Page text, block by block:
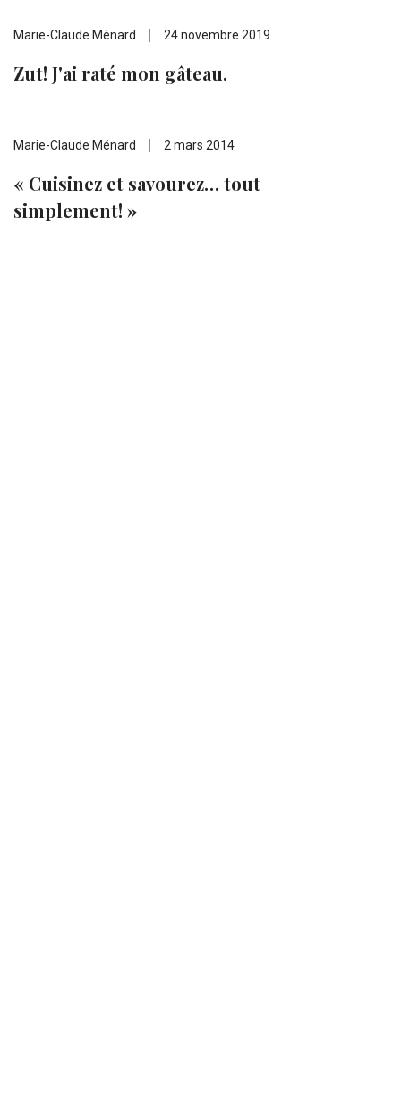
Zut! J'ai raté mon gâteau.
Marie-Claude Ménard 24 novembre 2019
« Cuisinez et savourez… tout
simplement! »
Marie-Claude Ménard 2 mars 2014